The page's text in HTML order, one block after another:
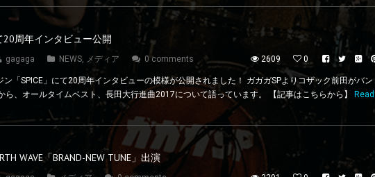
20周年インタビュー公開
gagaga NEWS, メディア 0 comments 2609 0
ン「SPICE」にて20周年インタビューの模様が公開されました！ ガガガSPよりコザック前田がバン
ら、オールタイムベスト、長田大行進曲2017について語っています。 【記事はこちらから】
Read
WAVE「BRAND-NEW TUNE」出演